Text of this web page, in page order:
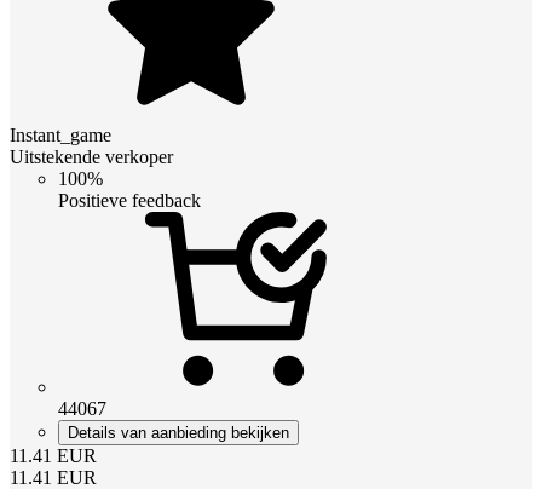
Instant_game
Uitstekende verkoper
100%
Positieve feedback
44067
Details van aanbieding bekijken
11.41 EUR
11.41 EUR